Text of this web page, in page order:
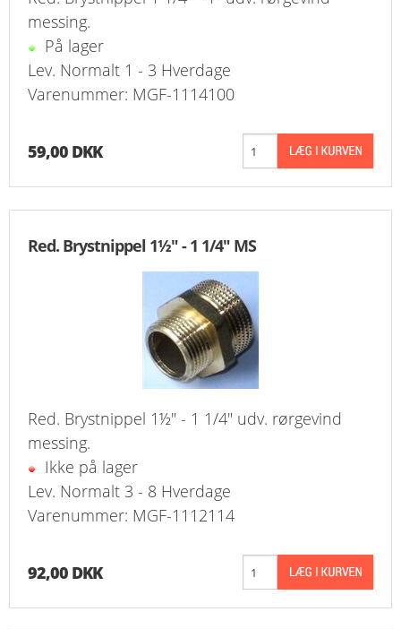
messing.
På lager
Lev. Normalt 1 - 3 Hverdage
Varenummer: MGF-1114100
59,00 DKK
Red. Brystnippel 1½" - 1 1/4" MS
Red. Brystnippel 1½" - 1 1/4" udv. rørgevind
messing.
Ikke på lager
Lev. Normalt 3 - 8 Hverdage
Varenummer: MGF-1112114
92,00 DKK